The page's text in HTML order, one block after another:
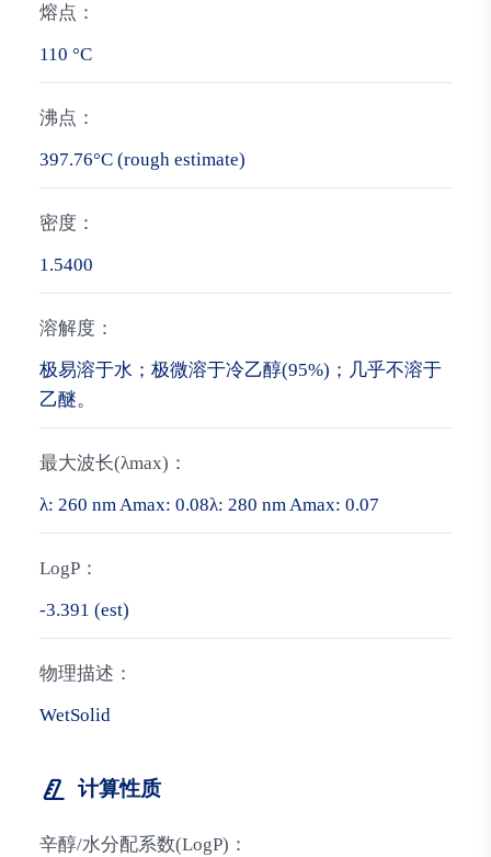
熔点：
110 °C
沸点：
397.76°C (rough estimate)
密度：
1.5400
溶解度：
极易溶于水；极微溶于冷乙醇(95%)；几乎不溶于
乙醚。
最大波长(λmax)：
λ: 260 nm Amax: 0.08λ: 280 nm Amax: 0.07
LogP：
-3.391 (est)
物理描述：
WetSolid
计算性质
辛醇/水分配系数(LogP)：